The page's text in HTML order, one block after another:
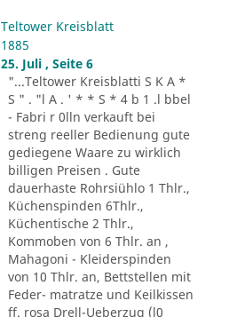
Teltower Kreisblatt
1885
25. Juli , Seite 6
"...Teltower Kreisblatti S K A *
S " . "l A . ' * * S * 4 b 1 .l bbel
- Fabri r 0lln verkauft bei
streng reeller Bedienung gute
gediegene Waare zu wirklich
billigen Preisen . Gute
dauerhaste Rohrsiühlo 1 Thlr.,
Küchenspinden 6Thlr.,
Küchentische 2 Thlr.,
Kommoben von 6 Thlr. an ,
Mahagoni - Kleiderspinden
von 10 Thlr. an, Bettstellen mit
Feder- matratze und Keilkissen
ff. rosa Drell-Ueberzug (l0